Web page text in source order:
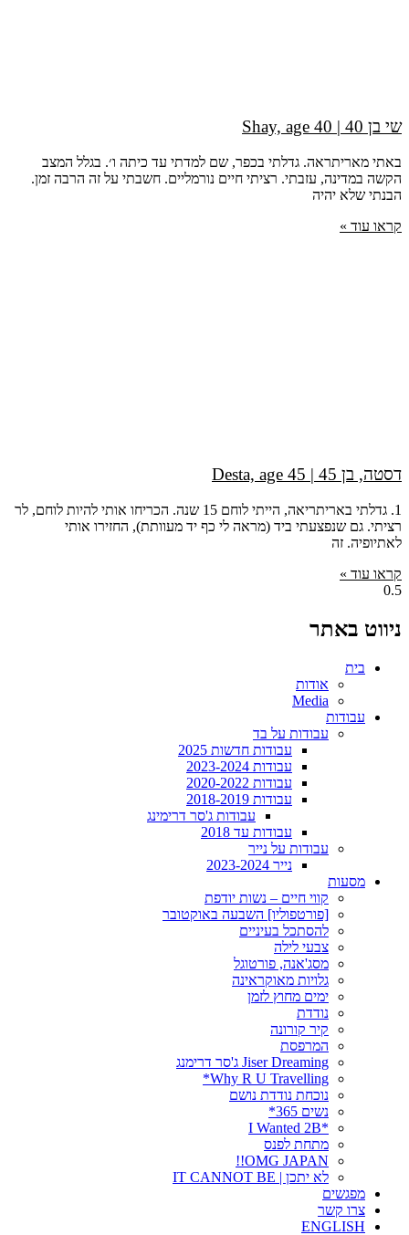
שי בן 40 | Shay, age 40
באתי מאריתראה. גדלתי בכפר, שם למדתי עד כיתה ו׳. בגלל המצב
הקשה במדינה, עזבתי. רציתי חיים נורמליים. חשבתי על זה הרבה זמן.
הבנתי שלא יהיה
קראו עוד »
דסטה, בן 45 | Desta, age 45
1. גדלתי באריתריאה, הייתי לוחם 15 שנה. הכריחו אותי להיות לוחם, לר
רציתי. גם שנפצעתי ביד (מראה לי כף יד מעוותת), החזירו אותי
לאתיופיה. זה
קראו עוד »
ניווט באתר
בית
אודות
Media
עבודות
עבודות על בד
עבודות חדשות 2025
עבודות 2023-2024
עבודות 2020-2022
עבודות 2018-2019
עבודות ג'סר דרימינג
עבודות עד 2018
עבודות על נייר
נייר 2023-2024
מסעות
קווי חיים – נשות יודפת
[פורטפוליו] השבעה באוקטובר
להסתכל בעיניים
צבעי לילה
מסג'אנה, פורטוגל
גלויות מאוקראינה
ימים מחוץ לזמן
נודדת
קיר קורונה
המרפסת
Jiser Dreaming ג'סר דרימנג
Why R U Travelling*
נוכחת נודדת נושם
נשים 365*
*I Wanted 2B
מתחת לפנס
OMG JAPAN!!
לא יתכן | IT CANNOT BE
מפגשים
צרו קשר
ENGLISH